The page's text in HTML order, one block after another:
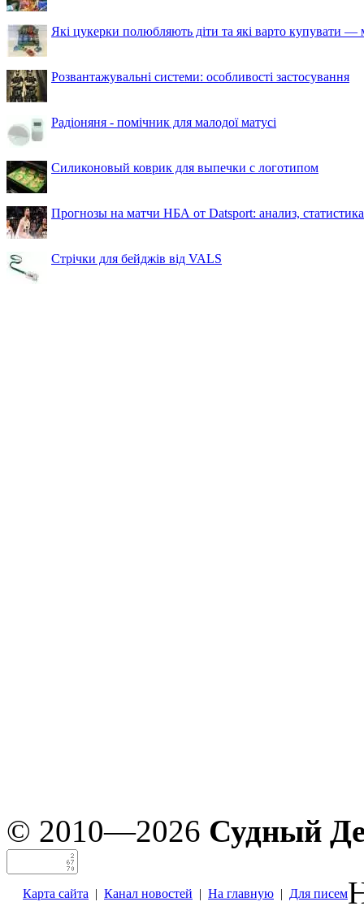
Які цукерки полюбляють діти та які варто купувати —
Розвантажувальні системи: особливості застосування
Радіоняня - помічник для малодої матусі
Силиконовый коврик для выпечки с логотипом
Прогнозы на матчи НБА от Datsport: анализ,
Стрічки для бейджів від VALS
© 2010—2026 Судный
Карта сайта | Канал новостей | На главную | Для писем